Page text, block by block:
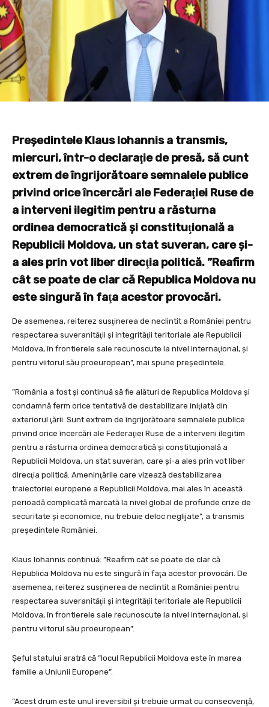
Preşedintele Klaus Iohannis a transmis,
miercuri, într-o declaraţie de presă, să cunt
extrem de îngrijorătoare semnalele publice
privind orice încercări ale Federaţiei Ruse de
a interveni ilegitim pentru a răsturna
ordinea democratică şi constituţională a
Republicii Moldova, un stat suveran, care şi-
a ales prin vot liber direcţia politică. ”Reafirm
cât se poate de clar că Republica Moldova nu
este singură în faţa acestor provocări.
De asemenea, reiterez susţinerea de neclintit a României pentru
respectarea suveranităţii şi integrităţii teritoriale ale Republicii
Moldova, în frontierele sale recunoscute la nivel internaţional, şi
pentru viitorul său proeuropean”, mai spune preşedintele.
”România a fost şi continuă să fie alături de Republica Moldova şi
condamnă ferm orice tentativă de destabilizare iniţiată din
exteriorul ţării. Sunt extrem de îngrijorătoare semnalele publice
privind orice încercări ale Federaţiei Ruse de a interveni ilegitim
pentru a răsturna ordinea democratică şi constituţională a
Republicii Moldova, un stat suveran, care şi-a ales prin vot liber
direcţia politică. Ameninţările care vizează destabilizarea
traiectoriei europene a Republicii Moldova, mai ales în această
perioadă complicată marcată la nivel global de profunde crize de
securitate şi economice, nu trebuie deloc neglijate”, a transmis
preşedintele României.
Klaus Iohannis continuă: ”Reafirm cât se poate de clar că
Republica Moldova nu este singură în faţa acestor provocări. De
asemenea, reiterez susţinerea de neclintit a României pentru
respectarea suveranităţii şi integrităţii teritoriale ale Republicii
Moldova, în frontierele sale recunoscute la nivel internaţional, şi
pentru viitorul său proeuropean”.
Şeful statului aratră că ”locul Republicii Moldova este în marea
familie a Uniunii Europene”.
”Acest drum este unul ireversibil şi trebuie urmat cu consecvenţă,